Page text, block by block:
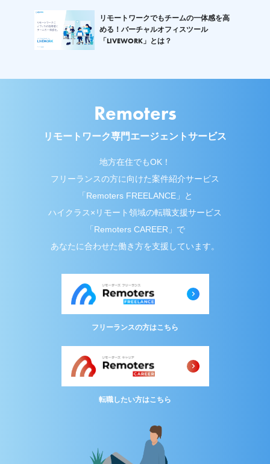
リモートワークでもチームの一体感を高
める！バーチャルオフィスツール
「LIVEWORK」とは？
Remoters
リモートワーク専門エージェントサービス
地方在住でもOK！
フリーランスの方に向けた案件紹介サービス
「Remoters FREELANCE」と
ハイクラス×リモート領域の転職支援サービス
「Remoters CAREER」で
あなたに合わせた働き方を支援しています。
フリーランスの方はこちら
転職したい方はこちら